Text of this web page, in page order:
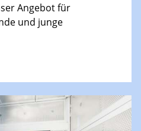
Angebot für
und junge